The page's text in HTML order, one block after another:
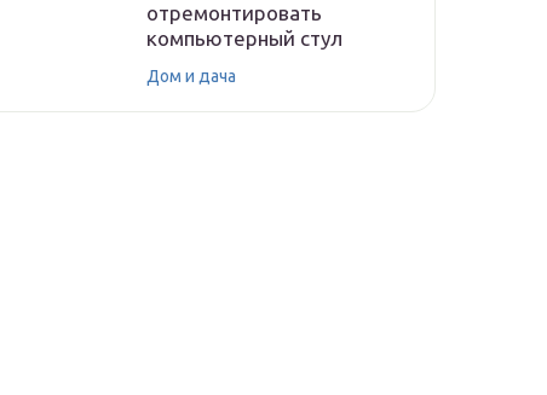
отремонтировать
компьютерный стул
Дом и дача